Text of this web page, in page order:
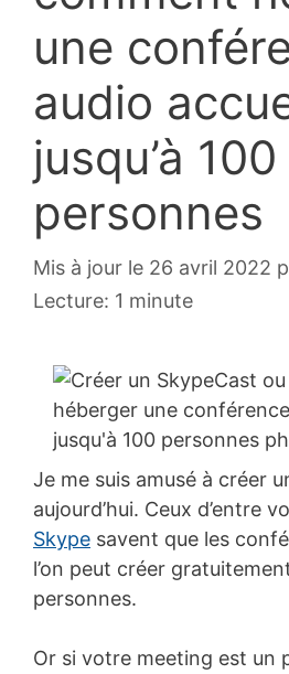
une
audio
jusqu’à 100
personnes
Mis à jour le 26 avril 2022
Lecture: 1 minute
Je me suis amusé à créer
aujourd’hui. Ceux d’entre
Skype savent que les
l’on peut créer
personnes.
Or si votre meeting est un